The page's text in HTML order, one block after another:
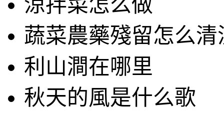
涼拌菜怎么做
蔬菜農藥殘留怎么清
利山澗在哪里
秋天的風是什么歌